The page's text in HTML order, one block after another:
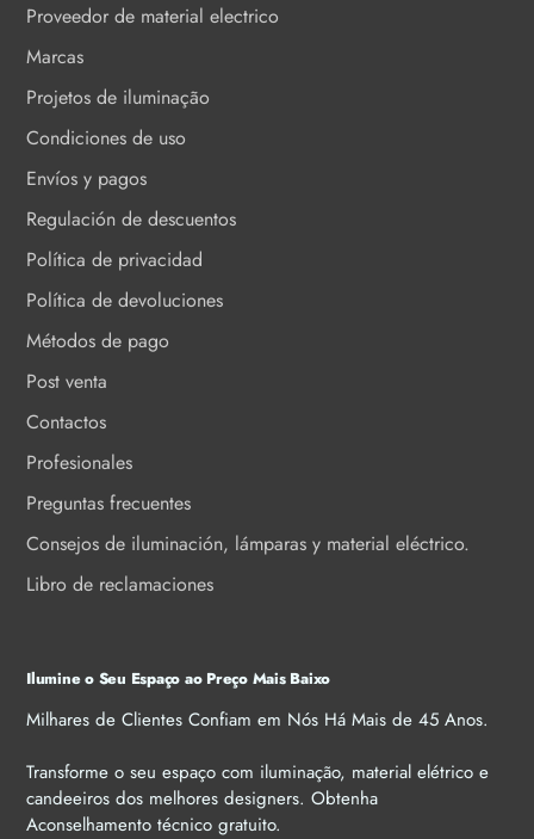
Proveedor de material electrico
Marcas
Projetos de iluminação
Condiciones de uso
Envíos y pagos
Regulación de descuentos
Política de privacidad
Política de devoluciones
Métodos de pago
Post venta
Contactos
Profesionales
Preguntas frecuentes
Consejos de iluminación, lámparas y material eléctrico.
Libro de reclamaciones
Ilumine o Seu Espaço ao Preço Mais Baixo
Milhares de Clientes Confiam em Nós Há Mais de 45 Anos.
Transforme o seu espaço com iluminação, material elétrico e
candeeiros dos melhores designers. Obtenha
Aconselhamento técnico gratuito.